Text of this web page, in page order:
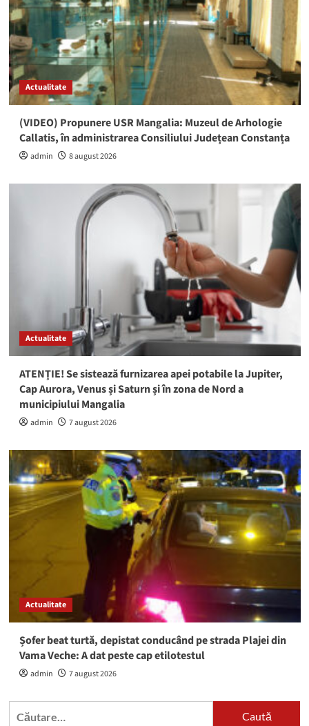
Actualitate
(VIDEO) Propunere USR Mangalia: Muzeul de Arhologie
Callatis, în administrarea Consiliului Județean Constanța
admin 8 august 2026
Actualitate
ATENȚIE! Se sistează furnizarea apei potabile la Jupiter,
Cap Aurora, Venus și Saturn și în zona de Nord a
municipiului Mangalia
admin 7 august 2026
Actualitate
Șofer beat turtă, depistat conducând pe strada Plajei din
Vama Veche: A dat peste cap etilotestul
admin 7 august 2026
Caută